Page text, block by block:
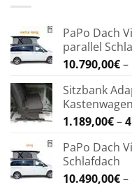
PaPo Dach
parallel
10.790,00€–
Sitzbank
1.189,00€–
PaPo Dach
Schlafdach
10.490,00€–